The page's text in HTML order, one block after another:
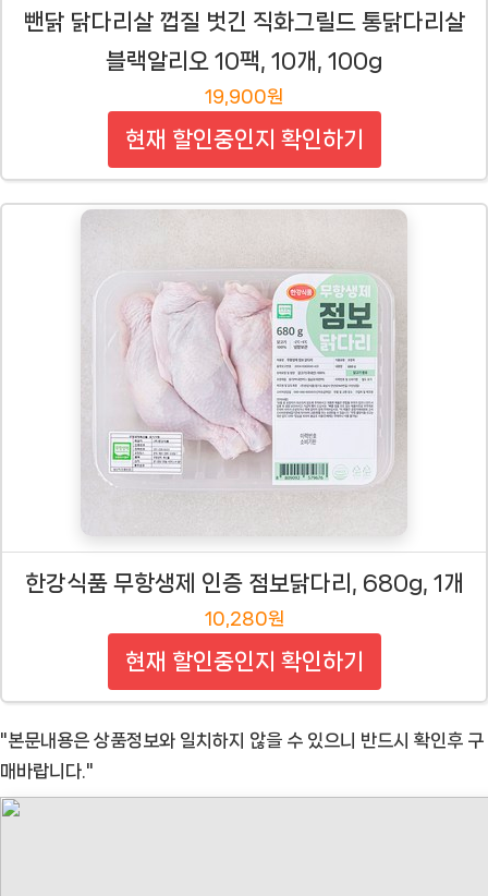
뺀닭 닭다리살 껍질 벗긴 직화그릴드 통닭다리살
블랙알리오 10팩, 10개, 100g
19,900원
현재 할인중인지 확인하기
한강식품 무항생제 인증 점보닭다리, 680g, 1개
10,280원
현재 할인중인지 확인하기
"본문내용은 상품정보와 일치하지 않을 수 있으니 반드시 확인후 구
매바랍니다."